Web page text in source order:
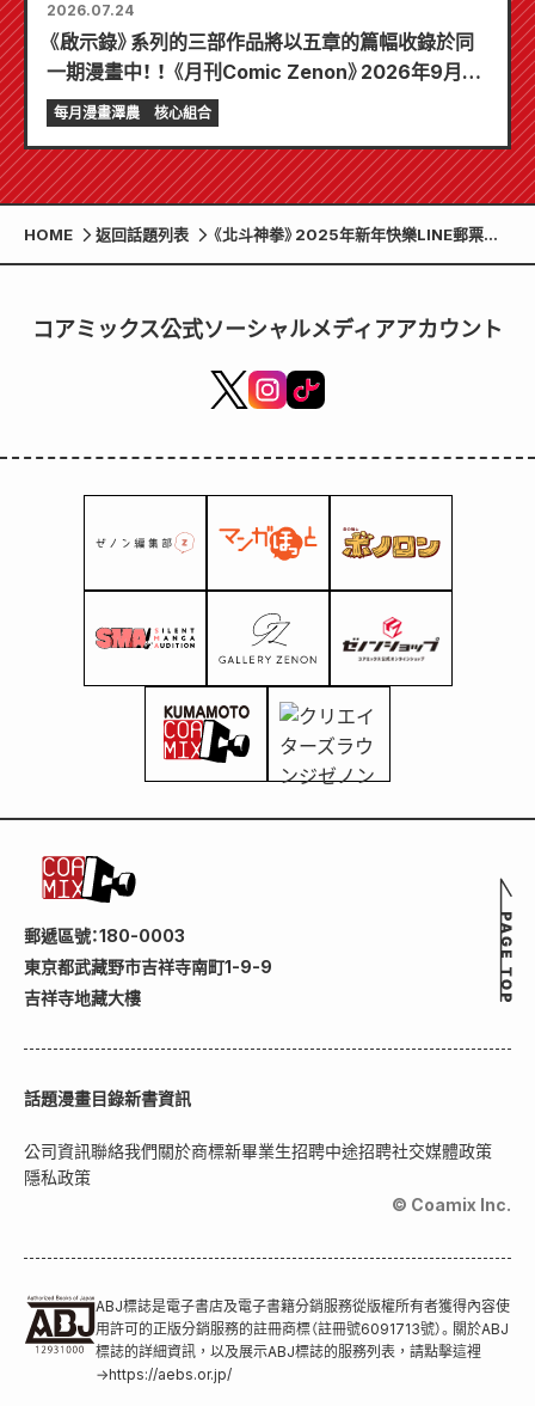
2026.07.24
《啟示錄》系列的三部作品將以五章的篇幅收錄於同
一期漫畫中！ ！ 《月刊Comic Zenon》2026年9月刊
將於7月24日發售！ ！
每月漫畫澤農 核心組合
HOME 返回話題列表
《北斗神拳》2025年新年快樂LINE郵票發
行！
コアミックス公式ソーシャルメディアアカウント
郵遞區號：180-0003
東京都武藏野市吉祥寺南町1-9-9
吉祥寺地藏大樓
話題漫畫目錄新書資訊
公司資訊聯絡我們關於商標新畢業生招聘中途招聘社交媒體政策
隱私政策
© Coamix Inc.
ABJ標誌是電子書店及電子書籍分銷服務從版權所有者獲得內容使
用許可的正版分銷服務的註冊商標（註冊號6091713號）。關於ABJ
標誌的詳細資訊，以及展示ABJ標誌的服務列表，請點擊這裡
→https://aebs.or.jp/